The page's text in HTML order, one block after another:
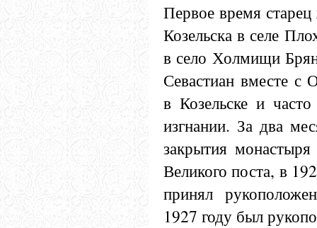
Первое время
Козельска в селе
в село Холмищи
Севастиан вместе с
в Козельске и
изгнании. За два
закрытия
Великого поста, в
принял
1927 году был